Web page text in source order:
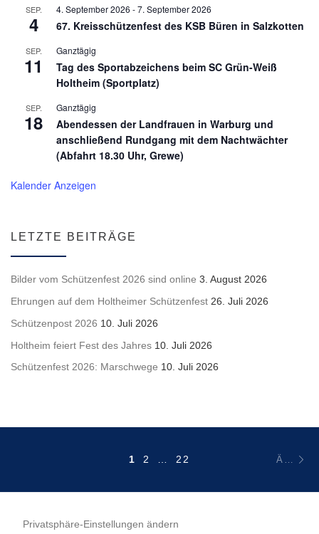
SEP.
4
4. September 2026 -7. September 2026
67. Kreisschützenfest des KSB Büren in Salzkotten
SEP.
11
Ganztägig
Tag des Sportabzeichens beim SC Grün-Weiß
Holtheim (Sportplatz)
SEP.
18
Ganztägig
Abendessen der Landfrauen in Warburg und
anschließend Rundgang mit dem Nachtwächter
(Abfahrt 18.30 Uhr, Grewe)
Kalender Anzeigen
LETZTE BEITRÄGE
Bilder vom Schützenfest 2026 sind online 3. August 2026
Ehrungen auf dem Holtheimer Schützenfest 26. Juli 2026
Schützenpost 2026 10. Juli 2026
Holtheim feiert Fest des Jahres 10. Juli 2026
Schützenfest 2026: Marschwege 10. Juli 2026
Beitragsnavigation
1 2 22
Privatsphäre-Einstellungen ändern